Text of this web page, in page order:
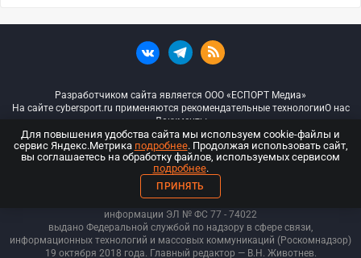
Разработчиком сайта является ООО «ЕСПОРТ Медиа»
На сайте cybersport.ru применяются рекомендательные технологииО нас
Документы
© ООО «Киберспорт.ру» — Все права защищены
18+
ООО «Киберспорт.ру». Свидетельство о регистрации средств массовой
информации ЭЛ № ФС 77 - 74022
выдано Федеральной службой по надзору в сфере связи,
информационных технологий и массовых коммуникаций (Роскомнадзор)
19 октября 2018 года. Главный редактор — В.Н. Животнев.
Для повышения удобства сайта мы используем cookie-файлы и
сервис Яндекс.Метрика подробнее. Продолжая использовать сайт,
вы соглашаетесь на обработку файлов, используемых сервисом
подробнее.
ПРИНЯТЬ